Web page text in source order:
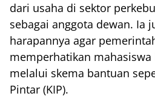
dari usaha di sektor
sebagai anggota dewan. Ia
harapannya agar
memperhatikan
melalui skema bantuan
Pintar (KIP).